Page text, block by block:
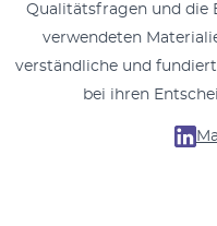
Qualitätsfragen und die
verwendeten
verständliche und
bei ihren